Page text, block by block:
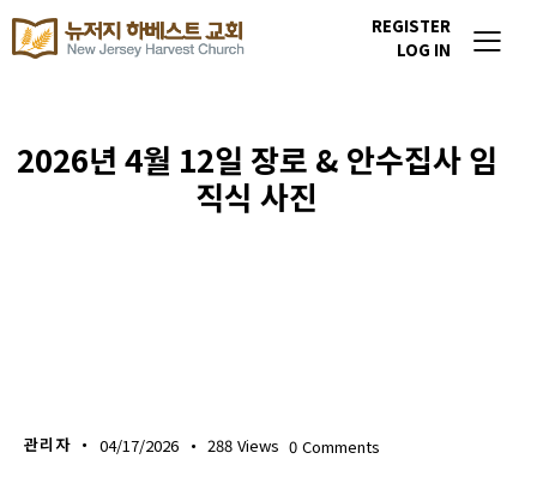
REGISTER
LOG IN
2026년 4월 12일 장로 & 안수집사 임
직식 사진
관리자 04/17/2026 288 Views 0 Comments